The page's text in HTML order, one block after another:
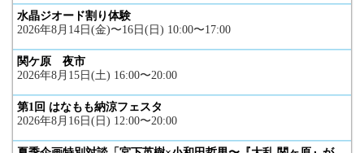
水晶ジオード割り体験
2026年8月14日(金)〜16日(日) 10:00〜17:00
関ケ原 夜市
2026年8月15日(土) 16:00〜20:00
第1回 はなもも納涼フェスタ
2026年8月16日(日) 12:00〜20:00